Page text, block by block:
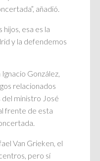
añadió.
esa es la
y la defendemos
González,
relacionados
ministro José
frente de esta
Van Grieken, el
pero sí